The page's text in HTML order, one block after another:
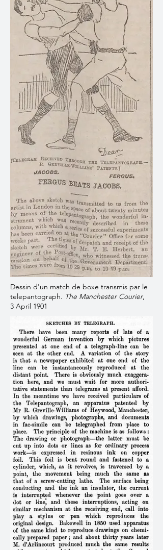
Dessin d'un match de boxe transmis par le
telepantograph. The Manchester Courier,
3 April 1901